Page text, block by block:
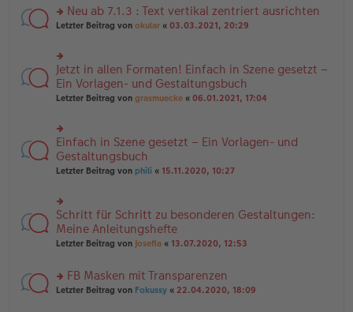
B
ei
tr
g
g
el
es
n
er
B
ei
tr
g
rs
u
n
g
el
n
er
B
ei
g
Neu ab 7.1.3 : Text vertikal zentriert ausrichten
Letzter Beitrag von okular « 03.03.2021, 20:29
rs
te
r
u
g
el
es
e
n
B
ei
tr
a
g
Jetzt in allen Formaten! Einfach in Szene gesetzt –
Ein Vorlagen- und Gestaltungsbuch
Letzter Beitrag von grasmuecke « 06.01.2021, 17:04
rs
te
r
u
g
el
es
e
n
B
ei
tr
Einfach in Szene gesetzt – Ein Vorlagen- und
Gestaltungsbuch
Letzter Beitrag von phili « 15.11.2020, 10:27
rs
te
r
u
g
el
es
Schritt für Schritt zu besonderen Gestaltungen:
Meine Anleitungshefte
Letzter Beitrag von Josefia « 13.07.2020, 12:53
rs
FB Masken mit Transparenzen
Letzter Beitrag von Fokussy « 22.04.2020, 18:09